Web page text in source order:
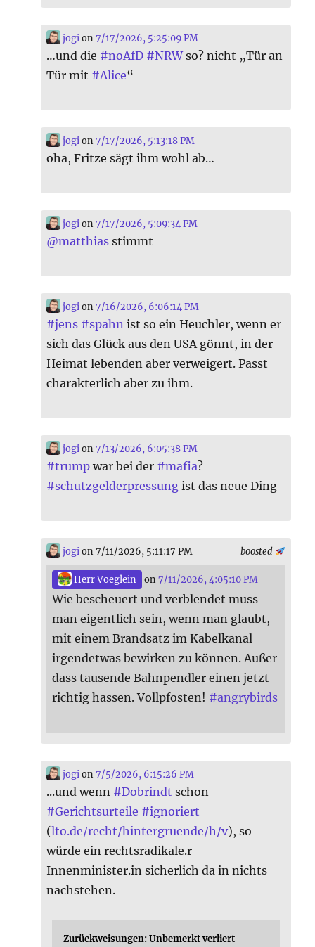
jogi on7/17/2026, 5:25:09 PM
…und die #noAfD #NRWso? nicht „Tür an
Tür mit #Alice“
jogi on7/17/2026, 5:13:18 PM
oha, Fritze sägt ihm wohl ab…
jogi on7/17/2026, 5:09:34 PM
@matthias stimmt
jogi on7/16/2026, 6:06:14 PM
#jens #spahn ist so ein Heuchler, wenn er
sich das Glück aus den USA gönnt, in der
Heimat lebenden aber verweigert. Passt
charakterlich aber zu ihm.
jogi on7/13/2026, 6:05:38 PM
#trump war bei der #mafia?
#schutzgelderpressung ist das neue Ding
boosted
jogi on 7/11/2026, 5:11:17 PM
Herr Voeglein on7/11/2026, 4:05:10 PM
Wie bescheuert und verblendet muss
man eigentlich sein, wenn man glaubt,
mit einem Brandsatz im Kabelkanal
irgendetwas bewirken zu können. Außer
dass tausende Bahnpendler einen jetzt
richtig hassen. Vollpfosten! #angrybirds
jogi on7/5/2026, 6:15:26 PM
...und wenn #Dobrindt schon
#Gerichtsurteile #ignoriert
(lto.de/recht/hintergruende/h/v), so
würde ein rechtsradikale.r
Innenminister.in sicherlich da in nichts
nachstehen.
Zurückweisungen: Unbemerkt verliert